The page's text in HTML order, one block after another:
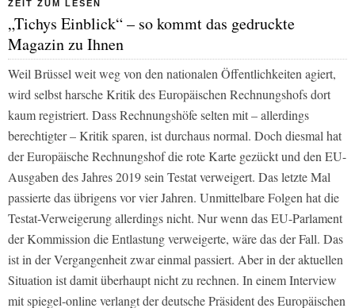
ZEIT ZUM LESEN
„Tichys Einblick“ – so kommt das gedruckte
Magazin zu Ihnen
Weil Brüssel weit weg von den nationalen Öffentlichkeiten agiert,
wird selbst harsche Kritik des Europäischen Rechnungshofs dort
kaum registriert. Dass Rechnungshöfe selten mit – allerdings
berechtigter – Kritik sparen, ist durchaus normal. Doch diesmal hat
der Europäische Rechnungshof die rote Karte gezückt und den EU-
Ausgaben des Jahres 2019 sein Testat verweigert. Das letzte Mal
passierte das übrigens vor vier Jahren. Unmittelbare Folgen hat die
Testat-Verweigerung allerdings nicht. Nur wenn das EU-Parlament
der Kommission die Entlastung verweigerte, wäre das der Fall. Das
ist in der Vergangenheit zwar einmal passiert. Aber in der aktuellen
Situation ist damit überhaupt nicht zu rechnen. In einem Interview
mit spiegel-online verlangt der deutsche Präsident des Europäischen